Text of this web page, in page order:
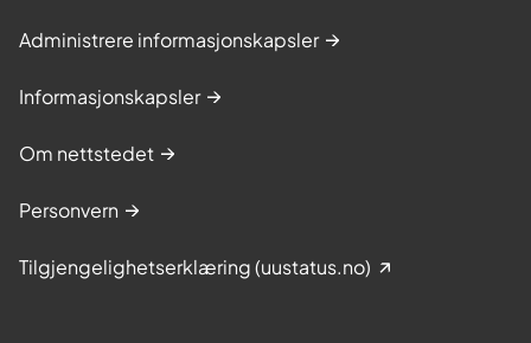
Administrere informasjonskapsler
Informasjonskapsler
Om nettstedet
Personvern
Tilgjengelighetserklæring (uustatus.no)